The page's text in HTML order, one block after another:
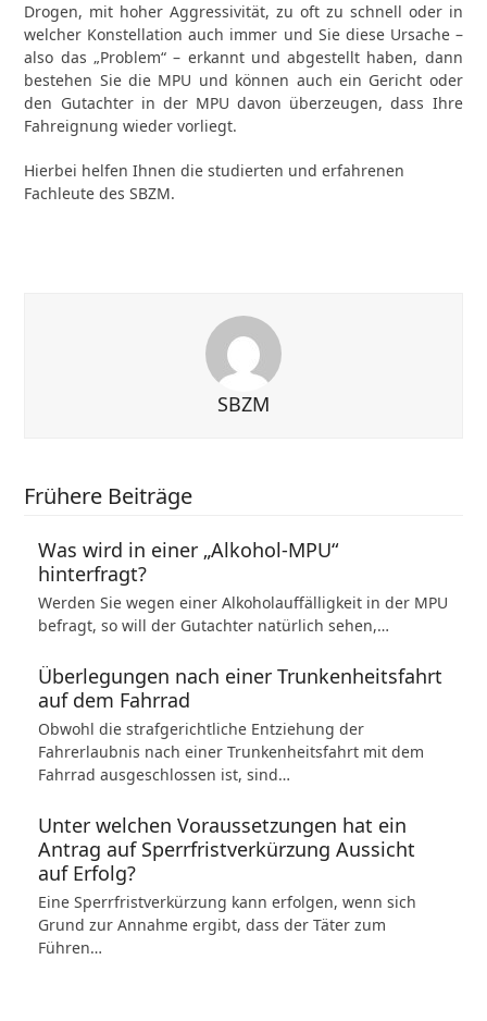
Drogen, mit hoher Aggressivität, zu oft zu schnell oder in
welcher Konstellation auch immer und Sie diese Ursache –
also das „Problem“ – erkannt und abgestellt haben, dann
bestehen Sie die MPU und können auch ein Gericht oder
den Gutachter in der MPU davon überzeugen, dass Ihre
Fahreignung wieder vorliegt.
Hierbei helfen Ihnen die studierten und erfahrenen
Fachleute des SBZM.
SBZM
Frühere Beiträge
Was wird in einer „Alkohol-MPU“
hinterfragt?
Werden Sie wegen einer Alkoholauffälligkeit in der MPU
befragt, so will der Gutachter natürlich sehen,…
Überlegungen nach einer Trunkenheitsfahrt
auf dem Fahrrad
Obwohl die strafgerichtliche Entziehung der
Fahrerlaubnis nach einer Trunkenheitsfahrt mit dem
Fahrrad ausgeschlossen ist, sind…
Unter welchen Voraussetzungen hat ein
Antrag auf Sperrfristverkürzung Aussicht
auf Erfolg?
Eine Sperrfristverkürzung kann erfolgen, wenn sich
Grund zur Annahme ergibt, dass der Täter zum
Führen…